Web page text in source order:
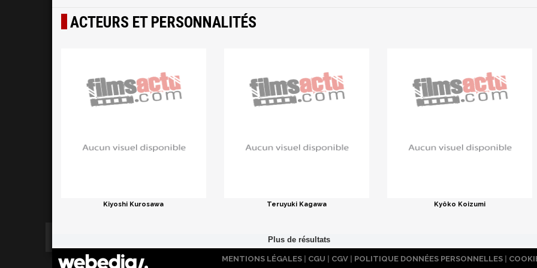
ACTEURS ET PERSONNALITÉS
Kiyoshi Kurosawa Teruyuki Kagawa Kyôko Koizumi
MENTIONS LÉGALES CGU CGV POLITIQUE DONNÉES PERSONNELLES